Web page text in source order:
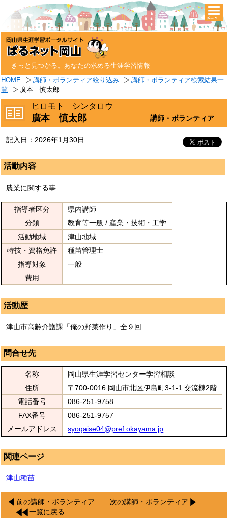
きっと見つかる。あなたの求める生涯学習情報
HOME 講師・ボランティア絞り込み
講師・ボランティア検索結果一
覧
廣本 慎太郎
ヒロモト シンタロウ
廣本 慎太郎 講師・ボランティア
記入日：2026年1月30日
活動内容
農業に関する事
指導者区分
県内講師
分類
教育等一般 / 産業・技術・工学
活動地域
津山地域
特技・資格免許
種苗管理士
指導対象
一般
費用
活動歴
津山市高齢介護課「俺の野菜作り」全９回
問合せ先
名称
岡山県生涯学習センター学習相談
住所
〒700-0016 岡山市北区伊島町3-1-1 交流棟2階
電話番号
086-251-9758
FAX番号
086-251-9757
メールアドレス
syogaise04@pref.okayama.jp
関連ページ
津山種苗
前の講師・ボランティア
次の講師・ボランティア
一覧に戻る